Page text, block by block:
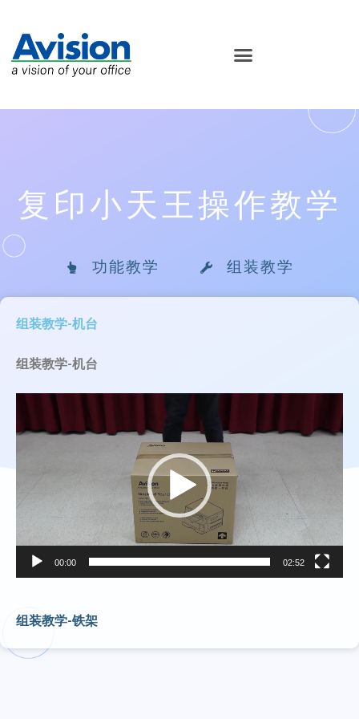
复印小天王操作教学
功能教学 组装教学
组装教学-机台
组装教学-机台
频
器
00:00 02:52
组装教学-铁架